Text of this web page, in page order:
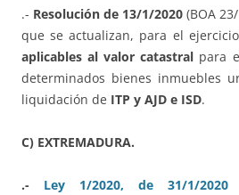
.- Resolución de 13/1/2020 (BOA
que se actualizan, para el
aplicables al valor catastral para
determinados bienes inmuebles
liquidación de ITP y AJD e ISD.
C) EXTREMADURA.
.- Ley 1/2020, de 31/1/2020